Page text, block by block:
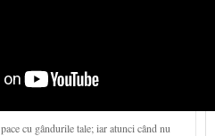
cu gândurile tale; iar atunci când nu